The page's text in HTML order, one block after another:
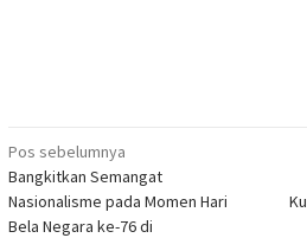
Navigasi
pos
Pos sebelumnya
Bangkitkan Semangat
Nasionalisme pada Momen Hari
Bela Negara ke-76 di